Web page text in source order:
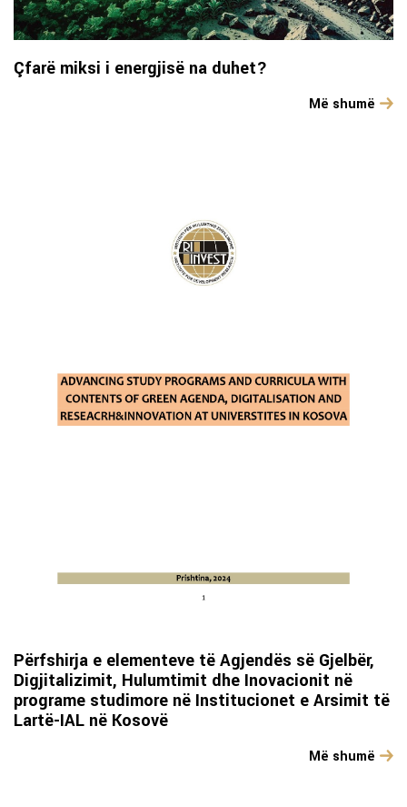
Çfarë miksi i energjisë na duhet?
Më shumë
Përfshirja e elementeve të Agjendës së Gjelbër,
Digjitalizimit, Hulumtimit dhe Inovacionit në
programe studimore në Institucionet e Arsimit të
Lartë-IAL në Kosovë
Më shumë